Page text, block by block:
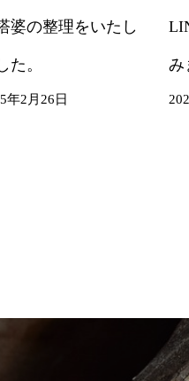
婆の整理をいたし
た。
年2月26日
み